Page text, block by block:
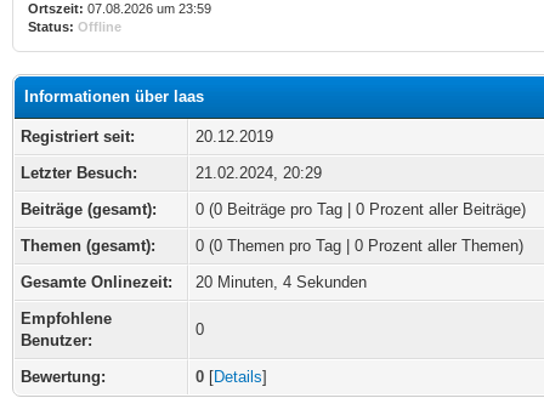
Ortszeit: 07.08.2026 um 23:59
Status: Offline
Informationen über laas
Registriert seit:
20.12.2019
Letzter Besuch:
21.02.2024, 20:29
Beiträge (gesamt):
0 (0 Beiträge pro Tag | 0 Prozent aller Beiträge)
Themen (gesamt):
0 (0 Themen pro Tag | 0 Prozent aller Themen)
Gesamte Onlinezeit:
20 Minuten, 4 Sekunden
Empfohlene
Benutzer:
0
Bewertung: 0 [Details]